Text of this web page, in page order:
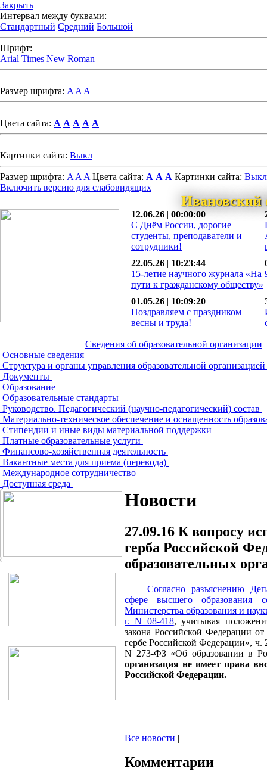
Закрыть
Интервал между буквами:
Стандартный Средний Большой
Шрифт:
Arial Times New Roman
Размер шрифта: A A A
Цвета сайта: A A A A A
Картинки сайта: Выкл
Размер шрифта: A A A Цвета сайта: A A A Картинки сайта: Выкл
Включить версию для слабовидящих
12.06.26 | 00:00:00
С Днём России, дорогие
студенты, преподаватели и
сотрудники!
22.05.26 | 10:23:44
15-летие научного журнала «На
пути к гражданскому обществу»
01.05.26 | 10:09:20
Поздравляем с праздником
весны и труда!
Сведения об образовательной организации
Основные сведения
Структура и органы управления образовательной организацией
Документы
Образование
Образовательные стандарты
Руководство. Педагогический (научно-педагогический) состав
Материально-техническое обеспечение и оснащенность
Стипендии и иные виды материальной поддержки
Платные образовательные услуги
Финансово-хозяйственная деятельность
Вакантные места для приема (перевода)
Международное сотрудничество
Доступная среда
Новости
27.09.16 К вопросу
герба Российской
образовательных
Согласно разъяснению
сфере высшего образования
Министерства образования и
г. N 08-418, учитывая
закона Российской Федерации
гербе Российской Федерации», ч.
N 273-ФЗ «Об образовании в
организация не имеет права
Российской Федерации.
Все новости |
Комментарии